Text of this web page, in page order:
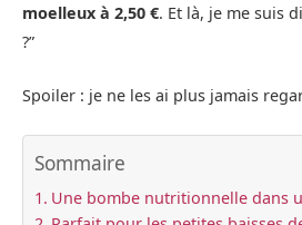
moelleux à 2,50 €. Et là, je me suis
?”
Spoiler : je ne les ai plus jamais
Sommaire
Une bombe nutritionnelle dans